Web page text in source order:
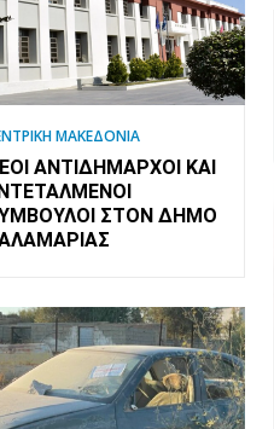
ΜΑΚΕΔΟΝΙΑ
ΑΝΤΙΔΉΜΑΡΧΟΙ ΚΑΙ
ΣΤΟΝ ΔΉΜΟ